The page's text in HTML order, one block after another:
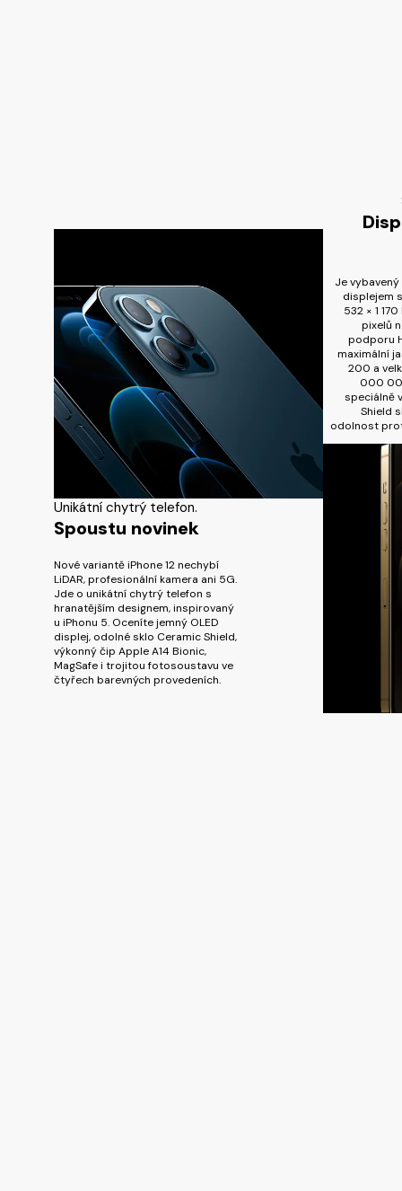
Unikátní chytrý telefon.
Spoustu novinek
Nové variantě iPhone 12 nechybí
LiDAR, profesionální kamera ani 5G.
Jde o unikátní chytrý telefon s
hranatějším designem, inspirovaný
u iPhonu 5. Oceníte jemný OLED
displej, odolné sklo Ceramic Shield,
výkonný čip Apple A14 Bionic,
MagSafe i trojitou fotosoustavu ve
čtyřech barevných provedeních.
Je vybavený
displejem
532 × 1
pixelů
podporu
maximální
200 a
000
speciálně
Shield
odolnost